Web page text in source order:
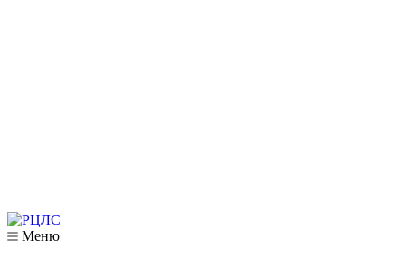
Меню